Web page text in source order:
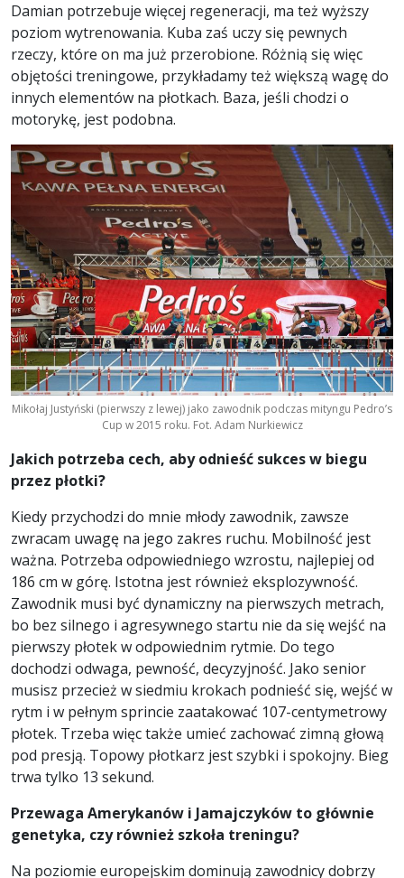
Damian potrzebuje więcej regeneracji, ma też wyższy
poziom wytrenowania. Kuba zaś uczy się pewnych
rzeczy, które on ma już przerobione. Różnią się więc
objętości treningowe, przykładamy też większą wagę do
innych elementów na płotkach. Baza, jeśli chodzi o
motorykę, jest podobna.
Mikołaj Justyński (pierwszy z lewej) jako zawodnik podczas mityngu Pedro’s
Cup w 2015 roku. Fot. Adam Nurkiewicz
Jakich potrzeba cech, aby odnieść sukces w biegu
przez płotki?
Kiedy przychodzi do mnie młody zawodnik, zawsze
zwracam uwagę na jego zakres ruchu. Mobilność jest
ważna. Potrzeba odpowiedniego wzrostu, najlepiej od
186 cm w górę. Istotna jest również eksplozywność.
Zawodnik musi być dynamiczny na pierwszych metrach,
bo bez silnego i agresywnego startu nie da się wejść na
pierwszy płotek w odpowiednim rytmie. Do tego
dochodzi odwaga, pewność, decyzyjność. Jako senior
musisz przecież w siedmiu krokach podnieść się, wejść w
rytm i w pełnym sprincie zaatakować 107-centymetrowy
płotek. Trzeba więc także umieć zachować zimną głową
pod presją. Topowy płotkarz jest szybki i spokojny. Bieg
trwa tylko 13 sekund.
Przewaga Amerykanów i Jamajczyków to głównie
genetyka, czy również szkoła treningu?
Na poziomie europejskim dominują zawodnicy dobrzy